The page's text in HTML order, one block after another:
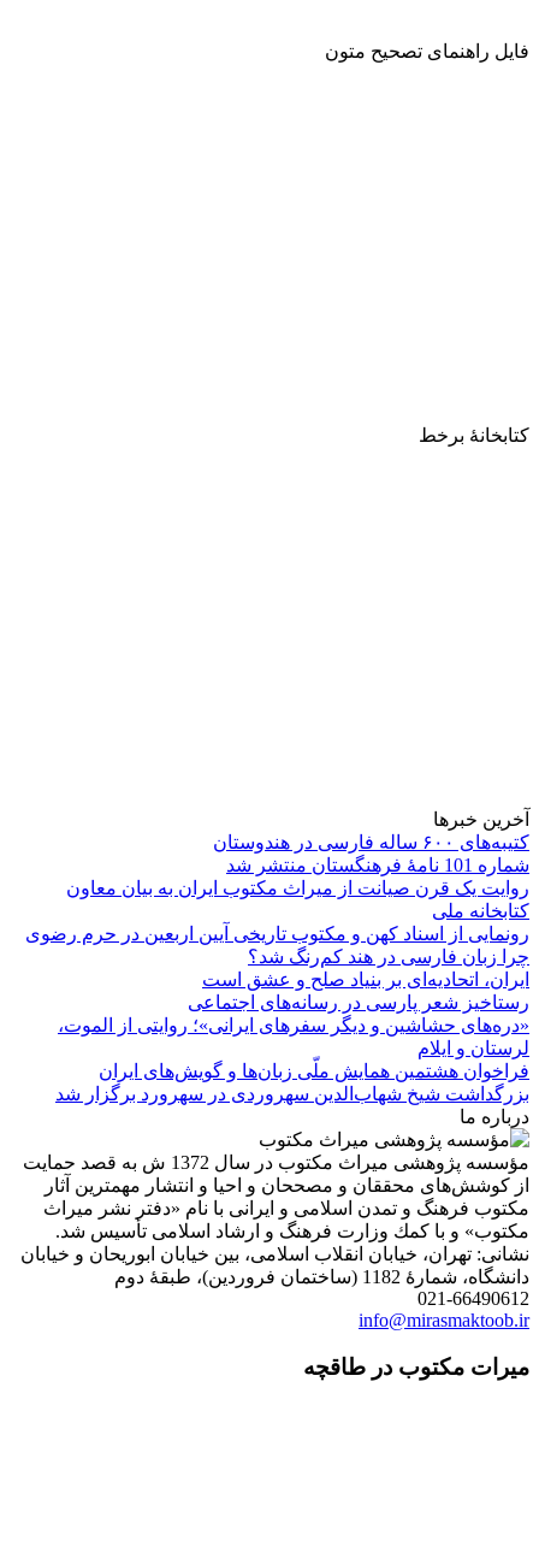
فایل راهنمای تصحیح متون
کتابخانۀ برخط
آخرین خبرها
کتیبه‌های ۶۰۰ ساله فارسی در هندوستان
شماره 101 نامۀ فرهنگستان منتشر شد
روایت یک قرن صیانت از میراث مکتوب ایران به بیان معاون
کتابخانه ملی
رونمایی از اسناد کهن و مکتوب تاریخی آیین اربعین در حرم رضوی
چرا زبان فارسی در هند کم‌رنگ شد؟
ایران، اتحادیه‌ای بر بنیاد صلح و عشق است
رستاخیز شعر پارسی در رسانه‌های اجتماعی
«دره‌های حشاشین و دیگر سفرهای ایرانی»؛ روایتی از الموت،
لرستان و ایلام
فراخوان هشتمین همایش ملّی زبان‌ها و گویش‌های ایران
بزرگداشت شیخ شهاب‌الدین سهروردی در سهرورد برگزار شد
درباره ما
مؤسسه پژوهشی میراث مكتوب در سال 1372 ش به قصد حمایت
از كوشش‌های محققان و مصححان و احیا و انتشار مهمترین آثار
مكتوب فرهنگ و تمدن اسلامی و ایرانی با نام «دفتر نشر میراث
مكتوب» و با كمك وزارت فرهنگ و ارشاد اسلامی تأسیس شد.
نشانی: تهران، خیابان انقلاب اسلامی، بین خیابان ابوریحان و خیابان
دانشگاه، شمارۀ 1182 (ساختمان فروردین)، طبقۀ دوم
021-66490612
info@mirasmaktoob.ir
میرات مکتوب در طاقچه